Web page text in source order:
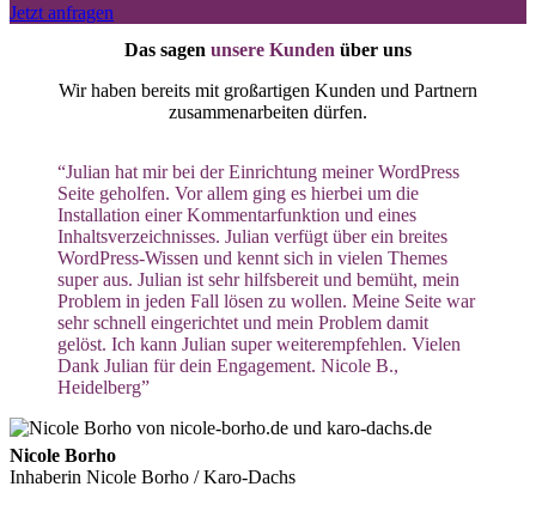
Jetzt anfragen
Das sagen unsere Kunden über uns
Wir haben bereits mit großartigen Kunden und Partnern
zusammenarbeiten dürfen.
“Julian hat mir bei der Einrichtung meiner WordPress
Seite geholfen. Vor allem ging es hierbei um die
Installation einer Kommentarfunktion und eines
Inhaltsverzeichnisses. Julian verfügt über ein breites
WordPress-Wissen und kennt sich in vielen Themes
super aus. Julian ist sehr hilfsbereit und bemüht, mein
Problem in jeden Fall lösen zu wollen. Meine Seite war
sehr schnell eingerichtet und mein Problem damit
gelöst. Ich kann Julian super weiterempfehlen. Vielen
Dank Julian für dein Engagement. Nicole B.,
Heidelberg”
Nicole Borho
Inhaberin Nicole Borho / Karo-Dachs